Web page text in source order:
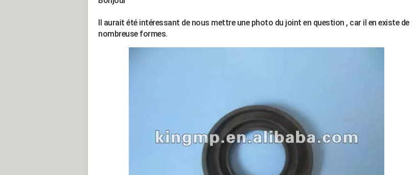
Il aurait été intéressant de nous mettre une photo du joint en question , car il en existe de
nombreuse formes.